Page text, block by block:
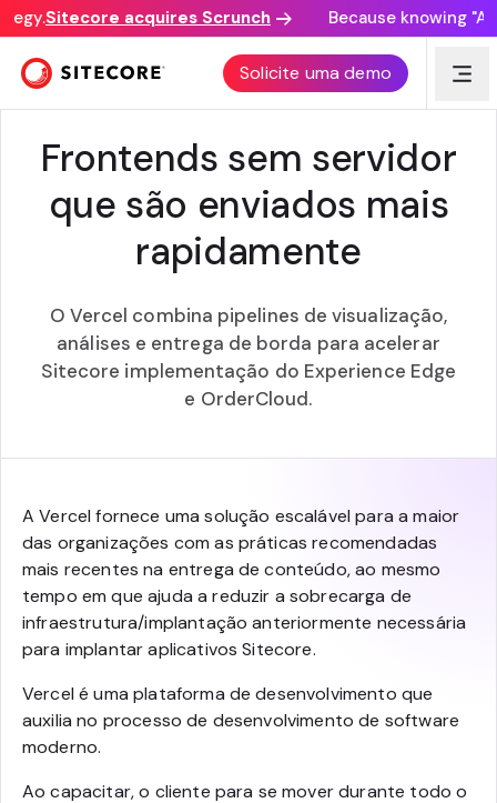
Sitecore acquires Scrunch Because knowing
Solicite uma demo
VERCEL + SITECORE
Frontends sem servidor
que são enviados mais
rapidamente
O Vercel combina pipelines de visualização,
análises e entrega de borda para acelerar
Sitecore implementação do Experience Edge
e OrderCloud.
A Vercel fornece uma solução escalável para a maior
das organizações com as práticas recomendadas
mais recentes na entrega de conteúdo, ao mesmo
tempo em que ajuda a reduzir a sobrecarga de
infraestrutura/implantação anteriormente necessária
para implantar aplicativos Sitecore.
Vercel é uma plataforma de desenvolvimento que
auxilia no processo de desenvolvimento de software
moderno.
Ao capacitar, o cliente para se mover durante todo o